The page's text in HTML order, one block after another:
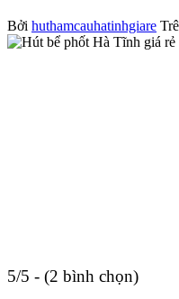
Bởi huthamcauhatinhgiare
5/5 - (2 bình chọn)